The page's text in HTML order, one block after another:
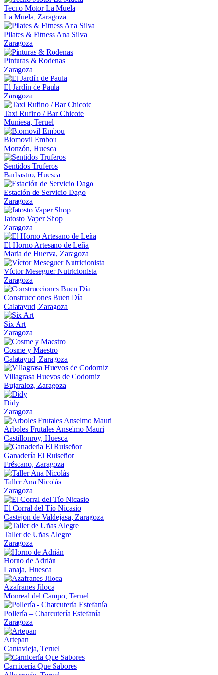
Tecno Motor La Muela
La Muela, Zaragoza
Pilates & Fitness Ana Silva
Zaragoza
Pinturas & Rodenas
Zaragoza
El Jardín de Paula
Zaragoza
Taxi Rufino / Bar Chicote
Muniesa, Teruel
Biomovil Embou
Monzón, Huesca
Sentidos Truferos
Barbastro, Huesca
Estación de Servicio Dago
Zaragoza
Jatosto Vaper Shop
Zaragoza
El Horno Artesano de Leña
María de Huerva, Zaragoza
Víctor Meseguer Nutricionista
Zaragoza
Construcciones Buen Día
Calatayud, Zaragoza
Six Art
Zaragoza
Cosme y Maestro
Calatayud, Zaragoza
Villagrasa Huevos de Codorniz
Bujaraloz, Zaragoza
Didy
Zaragoza
Arboles Frutales Anselmo Mauri
Castillonroy, Huesca
Ganadería El Ruiseñor
Fréscano, Zaragoza
Taller Ana Nicolás
Zaragoza
El Corral del Tío Nicasio
Castejon de Valdejasa, Zaragoza
Taller de Uñas Alegre
Zaragoza
Horno de Adrián
Lanaja, Huesca
Azafranes Jiloca
Monreal del Campo, Teruel
Pollería – Charcutería Estefanía
Zaragoza
Artepan
Cantavieja, Teruel
Carnicería Que Sabores